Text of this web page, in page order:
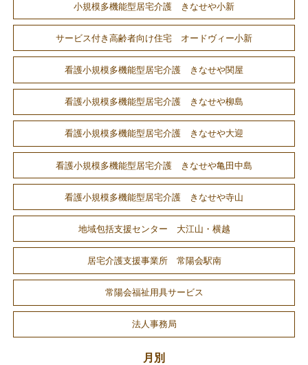
小規模多機能型居宅介護 きなせや小新
サービス付き高齢者向け住宅 オードヴィー小新
看護小規模多機能型居宅介護 きなせや関屋
看護小規模多機能型居宅介護 きなせや柳島
看護小規模多機能型居宅介護 きなせや大迎
看護小規模多機能型居宅介護 きなせや亀田中島
看護小規模多機能型居宅介護 きなせや寺山
地域包括支援センター 大江山・横越
居宅介護支援事業所 常陽会駅南
常陽会福祉用具サービス
法人事務局
月別